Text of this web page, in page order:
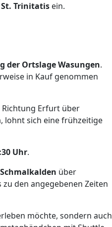
Trinitatis ein.
der Ortslage Wasungen.
in Kauf genommen
Richtung Erfurt über
lohnt sich eine frühzeitige
Uhr.
über
den angegebenen Zeiten
möchte, sondern auch